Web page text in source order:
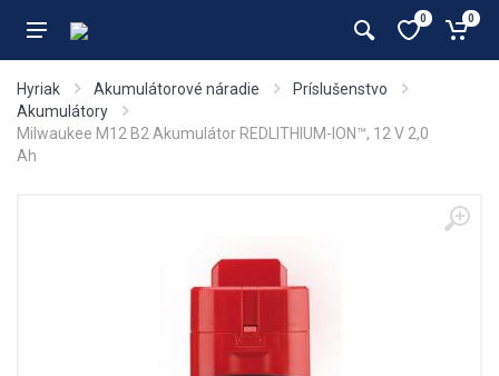
0 0
Hyriak Akumulátorové náradie
Príslušenstvo
Akumulátory
Milwaukee M12 B2 Akumulátor REDLITHIUM-ION™, 12 V 2,0
Ah